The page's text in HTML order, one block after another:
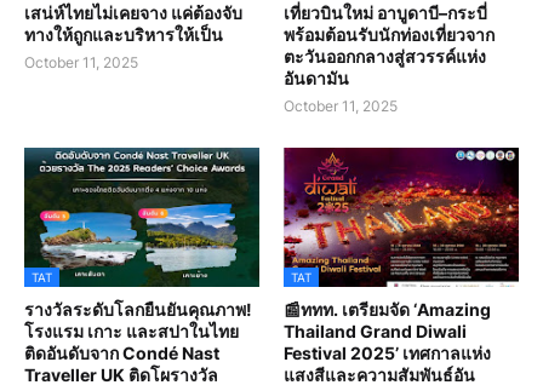
เสน่ห์ไทยไม่เคยจาง แค่ต้องจับ
ทางให้ถูกและบริหารให้เป็น
October 11, 2025
เที่ยวบินใหม่ อาบูดาบี–กระบี่
พร้อมต้อนรับนักท่องเที่ยวจาก
ตะวันออกกลางสู่สวรรค์แห่ง
อันดามัน
October 11, 2025
TAT
รางวัลระดับโลกยืนยันคุณภาพ!
โรงแรม เกาะ และสปาในไทย
ติดอันดับจาก Condé Nast
Traveller UK ติดโผรางวัล
TAT
📰ททท. เตรียมจัด ‘Amazing
Thailand Grand Diwali
Festival 2025’ เทศกาลแห่ง
แสงสีและความสัมพันธ์อัน